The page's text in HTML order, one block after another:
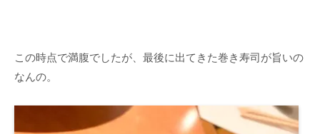
この時点で満腹でしたが、最後に出てきた巻き寿司が旨いの
なんの。